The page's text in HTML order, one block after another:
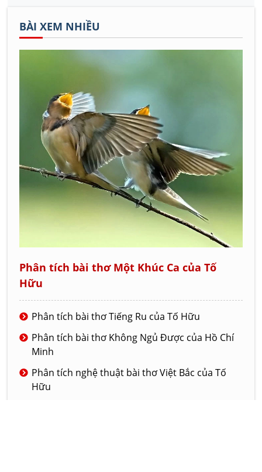
BÀI XEM NHIỀU
Phân tích bài thơ Một Khúc Ca của Tố
Hữu
Phân tích bài thơ Tiếng Ru của Tố Hữu
Phân tích bài thơ Không Ngủ Được của Hồ Chí
Minh
Phân tích nghệ thuật bài thơ Việt Bắc của Tố
Hữu